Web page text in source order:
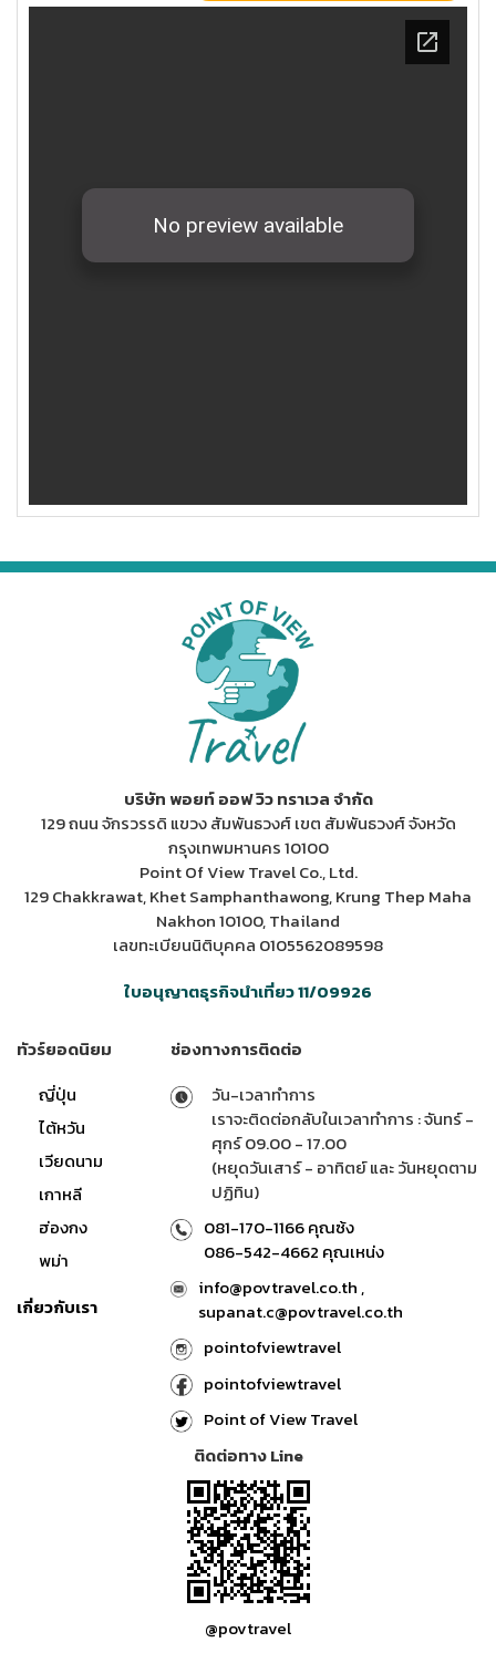
บริษัท พอยท์ ออฟ วิว ทราเวล จำกัด
129 ถนน จักรวรรดิ แขวง สัมพันธวงศ์ เขต สัมพันธวงศ์ จังหวัด
กรุงเทพมหานคร 10100
Point Of View Travel Co., Ltd.
129 Chakkrawat, Khet Samphanthawong, Krung Thep Maha
Nakhon 10100, Thailand
เลขทะเบียนนิติบุคคล 0105562089598
ใบอนุญาตธุรกิจนำเที่ยว 11/09926
ทัวร์ยอดนิยม
ญี่ปุ่น
ไต้หวัน
เวียดนาม
เกาหลี
ฮ่องกง
พม่า
เกี่ยวกับเรา
ช่องทางการติดต่อ
วัน-เวลาทำการ
เราจะติดต่อกลับในเวลาทำการ : จันทร์ -
ศุกร์ 09.00 - 17.00
(หยุดวันเสาร์ - อาทิตย์ และ วันหยุดตาม
ปฏิทิน)
081-170-1166 คุณซ้ง
086-542-4662 คุณเหน่ง
info@povtravel.co.th ,
supanat.c@povtravel.co.th
pointofviewtravel
pointofviewtravel
Point of View Travel
ติดต่อทาง Line
@povtravel